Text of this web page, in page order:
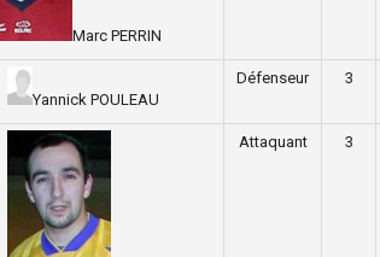
Marc PERRIN
Yannick POULEAU
Défenseur 3
Attaquant 3